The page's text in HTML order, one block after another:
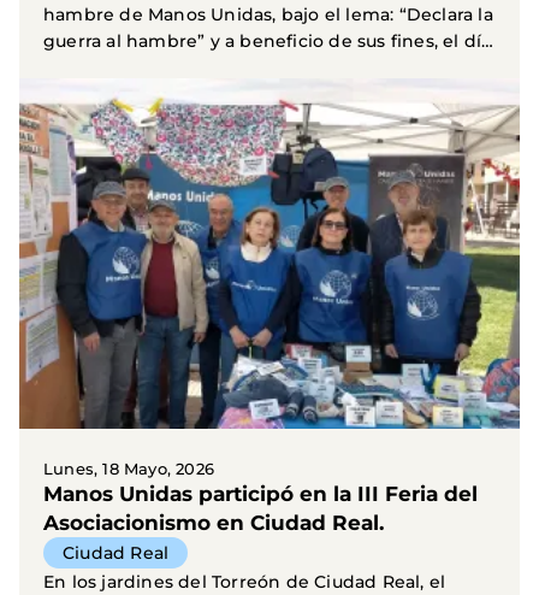
hambre de Manos Unidas, bajo el lema: “Declara la
guerra al hambre” y a beneficio de sus fines, el día
Lunes, 18 Mayo, 2026
Manos Unidas participó en la III Feria del
Asociacionismo en Ciudad Real.
Ciudad Real
En los jardines del Torreón de Ciudad Real, el